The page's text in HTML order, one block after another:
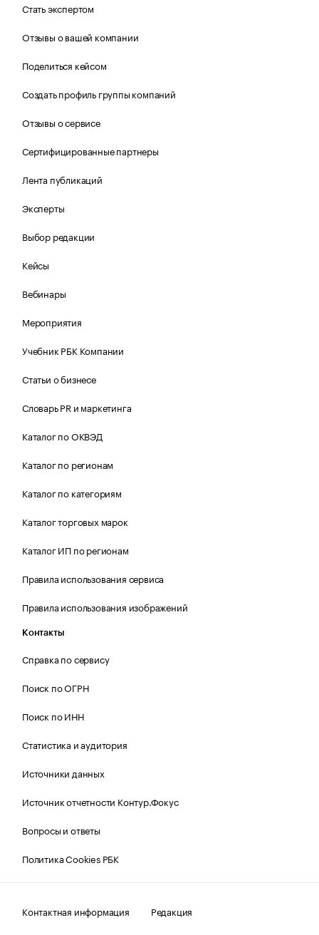
Стать экспертом
Отзывы о вашей компании
Поделиться кейсом
Создать профиль группы компаний
Отзывы о сервисе
Сертифицированные партнеры
Лента публикаций
Эксперты
Выбор редакции
Кейсы
Вебинары
Мероприятия
Учебник РБК Компании
Статьи о бизнесе
Словарь PR и маркетинга
Каталог по ОКВЭД
Каталог по регионам
Каталог по категориям
Каталог торговых марок
Каталог ИП по регионам
Правила использования сервиса
Правила использования изображений
Контакты
Справка по сервису
Поиск по ОГРН
Поиск по ИНН
Статистика и аудитория
Источники данных
Источник отчетности Контур.Фокус
Вопросы и ответы
Политика Cookies РБК
Контактная информация
Редакция